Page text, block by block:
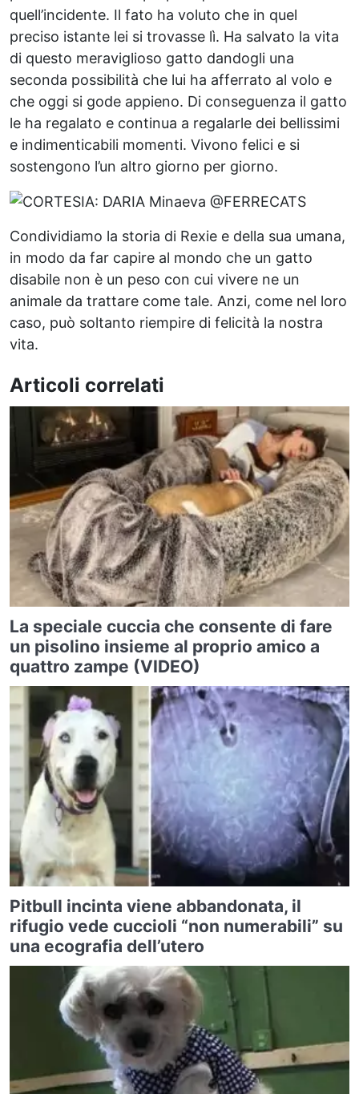
quell’incidente. Il fato ha voluto che in quel
preciso istante lei si trovasse lì. Ha salvato la vita
di questo meraviglioso gatto dandogli una
seconda possibilità che lui ha afferrato al volo e
che oggi si gode appieno. Di conseguenza il gatto
le ha regalato e continua a regalarle dei bellissimi
e indimenticabili momenti. Vivono felici e si
sostengono l’un altro giorno per giorno.
Condividiamo la storia di Rexie e della sua umana,
in modo da far capire al mondo che un gatto
disabile non è un peso con cui vivere ne un
animale da trattare come tale. Anzi, come nel loro
caso, può soltanto riempire di felicità la nostra
vita.
Articoli correlati
La speciale cuccia che consente di fare
un pisolino insieme al proprio amico a
quattro zampe (VIDEO)
Pitbull incinta viene abbandonata, il
rifugio vede cuccioli “non numerabili” su
una ecografia dell’utero